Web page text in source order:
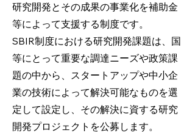
研究開発とその成果の事業化を補助金
等によって支援する制度です。
SBIR制度における研究開発課題は、国
等にとって重要な調達ニーズや政策課
題の中から、スタートアップや中小企
業の技術によって解決可能なものを選
定して設定し、その解決に資する研究
開発プロジェクトを公募します。